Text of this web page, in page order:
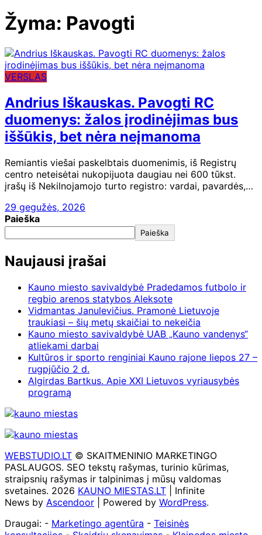
Žyma: Pavogti
VERSLAS
Andrius Iškauskas. Pavogti RC
duomenys: žalos įrodinėjimas bus
iššūkis, bet nėra neįmanoma
Remiantis viešai paskelbtais duomenimis, iš Registrų
centro neteisėtai nukopijuota daugiau nei 600 tūkst.
įrašų iš Nekilnojamojo turto registro: vardai, pavardės,…
29 gegužės, 2026
Paieška
Paieška
Naujausi įrašai
Kauno miesto savivaldybė Pradedamos futbolo ir
regbio arenos statybos Aleksote
Vidmantas Janulevičius. Pramonė Lietuvoje
traukiasi – šių metų skaičiai to nekeičia
Kauno miesto savivaldybė UAB „Kauno vandenys“
atliekami darbai
Kultūros ir sporto renginiai Kauno rajone liepos 27 –
rugpjūčio 2 d.
Algirdas Bartkus. Apie XXI Lietuvos vyriausybės
programą
WEBSTUDIO.LT © SKAITMENINIO MARKETINGO
PASLAUGOS. SEO tekstų rašymas, turinio kūrimas,
straipsnių rašymas ir talpinimas į mūsų valdomas
svetaines. 2026 KAUNO MIESTAS.LT | Infinite
News by Ascendoor | Powered by WordPress.
Draugai: - Marketingo agentūra - Teisinės